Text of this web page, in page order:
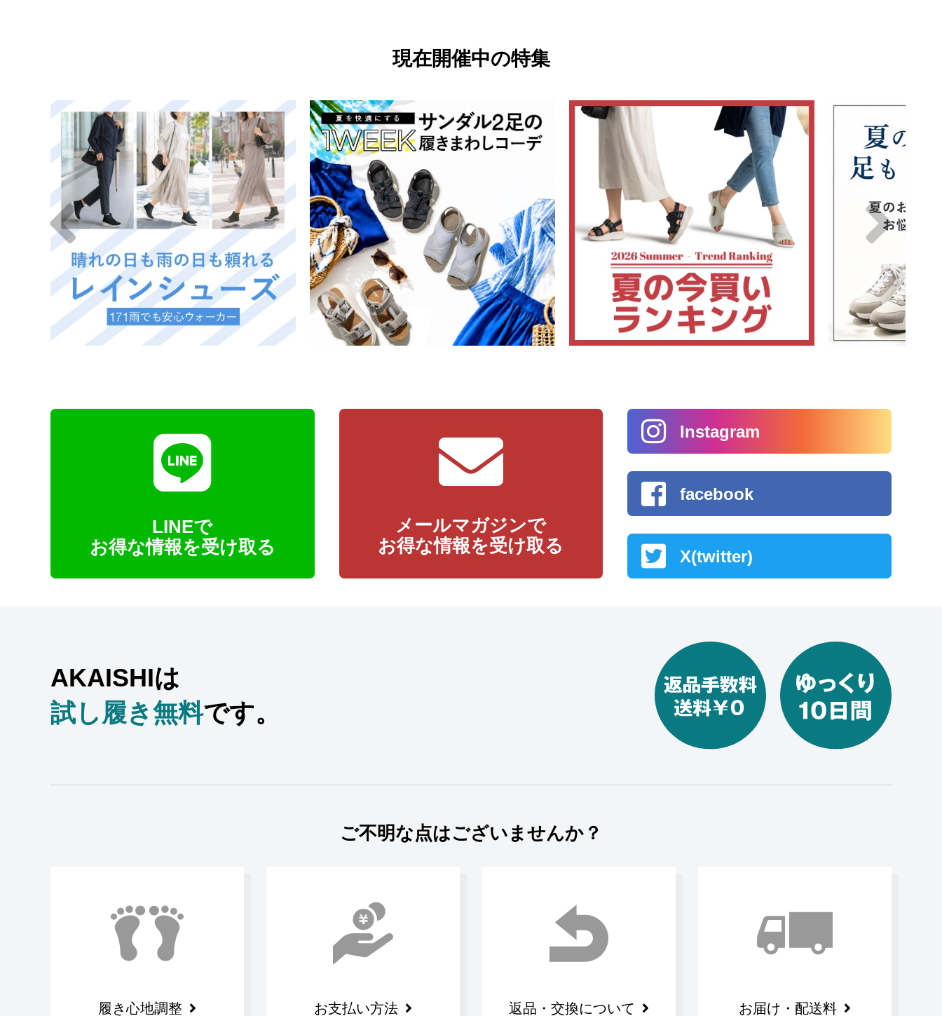
現在開催中の特集
LINEで
お得な情報を受け取る
メールマガジンで
お得な情報を受け取る
Instagram
facebook
X(twitter)
AKAISHIは
試し履き無料です。
ご不明な点はございませんか？
履き心地調整 お支払い方法 返品・交換について お届け・配送料